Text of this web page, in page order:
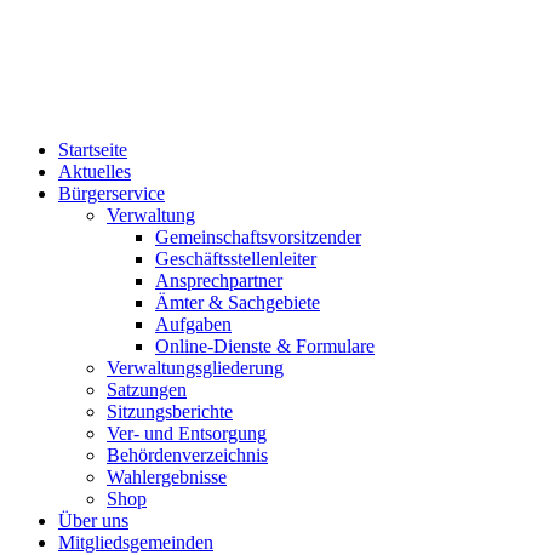
Startseite
Aktuelles
Bürgerservice
Verwaltung
Gemeinschaftsvorsitzender
Geschäftsstellenleiter
Ansprechpartner
Ämter & Sachgebiete
Aufgaben
Online-Dienste & Formulare
Verwaltungsgliederung
Satzungen
Sitzungsberichte
Ver- und Entsorgung
Behördenverzeichnis
Wahlergebnisse
Shop
Über uns
Mitgliedsgemeinden